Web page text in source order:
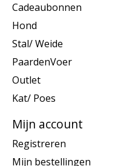
Cadeaubonnen
Hond
Stal/ Weide
PaardenVoer
Outlet
Kat/ Poes
Mijn account
Registreren
Mijn bestellingen